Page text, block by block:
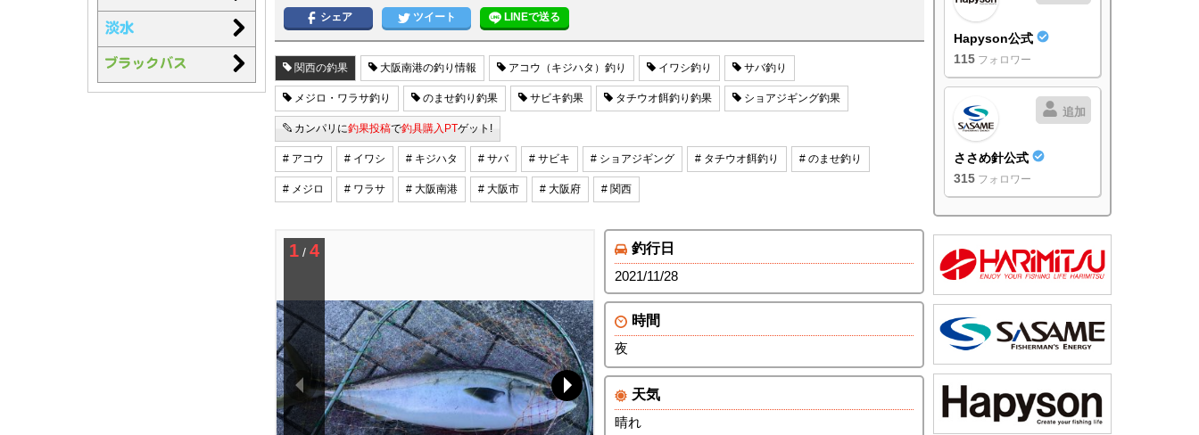
シェア ツイート LINEで送る
関西の釣果 大阪南港の釣り情報 アコウ（キジハタ）釣り イワシ釣り サバ釣り
メジロ・ワラサ釣り のませ釣り釣果 サビキ釣果 タチウオ餌釣り釣果 ショアジギング釣果
カンパリに釣果投稿で釣具購入PTゲット!
# アコウ # イワシ # キジハタ # サバ # サビキ # ショアジギング # タチウオ餌釣り # のませ釣り
# メジロ # ワラサ # 大阪南港 # 大阪市 # 大阪府 # 関西
1 / 4
釣行日
2021/11/28
時間
夜
天気
晴れ
Hapyson公式
115 フォロワー
追加
ささめ針公式
315 フォロワー